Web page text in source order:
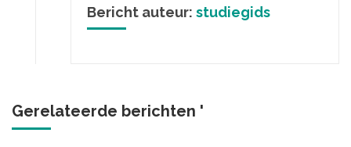
Bericht auteur: studiegids
Gerelateerde berichten '